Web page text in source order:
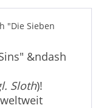
"Die Sieben
&ndash
Sloth)!